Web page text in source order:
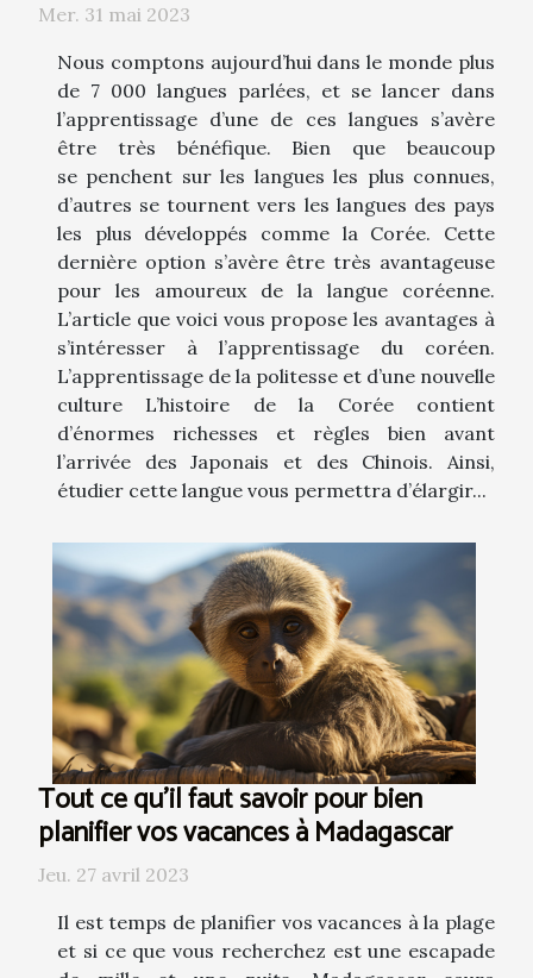
Mer. 31 mai 2023
Nous comptons aujourd’hui dans le monde plus
de 7 000 langues parlées, et se lancer dans
l’apprentissage d’une de ces langues s’avère
être très bénéfique. Bien que beaucoup
se penchent sur les langues les plus connues,
d’autres se tournent vers les langues des pays
les plus développés comme la Corée. Cette
dernière option s’avère être très avantageuse
pour les amoureux de la langue coréenne.
L’article que voici vous propose les avantages à
s’intéresser à l’apprentissage du coréen.
L’apprentissage de la politesse et d’une nouvelle
culture L’histoire de la Corée contient
d’énormes richesses et règles bien avant
l’arrivée des Japonais et des Chinois. Ainsi,
étudier cette langue vous permettra d’élargir...
Tout ce qu'il faut savoir pour bien
planifier vos vacances à Madagascar
Jeu. 27 avril 2023
Il est temps de planifier vos vacances à la plage
et si ce que vous recherchez est une escapade